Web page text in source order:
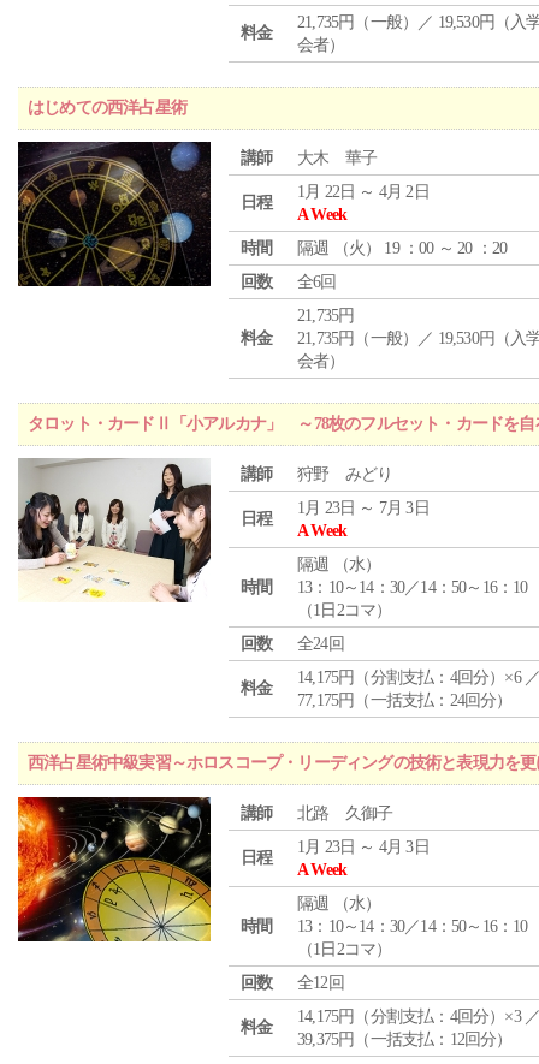
料金
21,735円（一般）／ 19,530円（入
会者）
はじめての西洋占星術
講師 大木 華子
日程
1月 22日 ～ 4月 2日
A Week
時間
隔週 （火 ） 19 ：00 ～ 20 ：20
回数
全6回
料金
21,735円
21,735円（一般）／ 19,530円（入
会者）
タロット・カードⅡ「小アルカナ」 ～78枚のフルセット・カードを自
講師 狩野 みどり
日程
1月 23日 ～ 7月 3日
A Week
時間
隔週 （水）
13：10～14：30／14：50～16：10
（1日2コマ）
回数
全24回
料金
14,175円（分割支払：4回分）×6
77,175円（一括支払：24回分）
西洋占星術中級実習～ホロスコープ・リーディングの技術と表現力を
講師 北路 久御子
日程
1月 23日 ～ 4月 3日
A Week
時間
隔週 （水）
13：10～14：30／14：50～16：10
（1日2コマ）
回数
全12回
料金
14,175円（分割支払：4回分）×3
39,375円（一括支払：12回分）